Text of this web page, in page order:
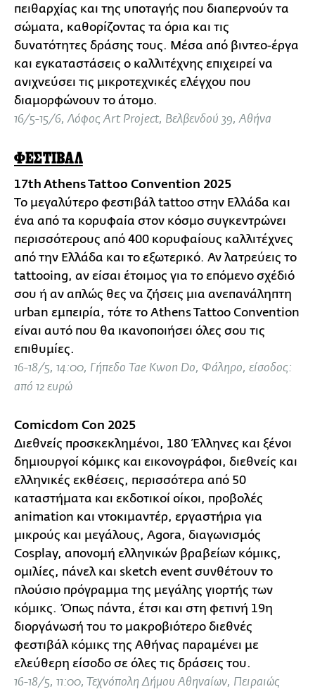
πειθαρχίας και της υποταγής που διαπερνούν τα
σώματα, καθορίζοντας τα όρια και τις
δυνατότητες δράσης τους. Μέσα από βιντεο-έργα
και εγκαταστάσεις ο καλλιτέχνης επιχειρεί να
ανιχνεύσει τις μικροτεχνικές ελέγχου που
διαμορφώνουν το άτομο.
16/5-15/6, Λόφος Art Project, Βελβενδού 39, Αθήνα
ΦΕΣΤΙΒΑΛ
17th Athens Tattoo Convention 2025
Το μεγαλύτερο φεστιβάλ tattoo στην Ελλάδα και
ένα από τα κορυφαία στον κόσμο συγκεντρώνει
περισσότερους από 400 κορυφαίους καλλιτέχνες
από την Ελλάδα και το εξωτερικό. Αν λατρεύεις το
tattooing, αν είσαι έτοιμος για το επόμενο σχέδιό
σου ή αν απλώς θες να ζήσεις μια ανεπανάληπτη
urban εμπειρία, τότε το Athens Tattoo Convention
είναι αυτό που θα ικανοποιήσει όλες σου τις
επιθυμίες.
16-18/5, 14:00, Γήπεδο Tae Kwon Do, Φάληρο, είσοδος:
από 12 ευρώ
Comicdom Con 2025
Διεθνείς προσκεκλημένοι, 180 Έλληνες και ξένοι
δημιουργοί κόμικς και εικονογράφοι, διεθνείς και
ελληνικές εκθέσεις, περισσότερα από 50
καταστήματα και εκδοτικοί οίκοι, προβολές
animation και ντοκιμαντέρ, εργαστήρια για
μικρούς και μεγάλους, Agora, διαγωνισμός
Cosplay, απονομή ελληνικών βραβείων κόμικς,
ομιλίες, πάνελ και sketch event συνθέτουν το
πλούσιο πρόγραμμα της μεγάλης γιορτής των
κόμικς. Όπως πάντα, έτσι και στη φετινή 19η
διοργάνωσή του το μακροβιότερο διεθνές
φεστιβάλ κόμικς της Αθήνας παραμένει με
ελεύθερη είσοδο σε όλες τις δράσεις του.
16-18/5, 11:00, Τεχνόπολη Δήμου Αθηναίων, Πειραιώς